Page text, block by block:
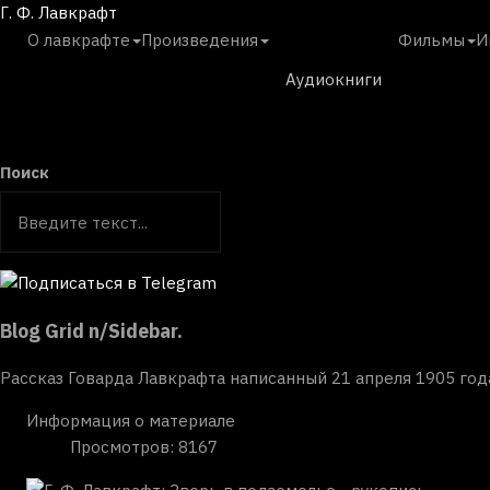
Г. Ф. Лавкрафт
О лавкрафте
Произведения
Аудиокниги
Фильмы
Поиск
Blog Grid n/Sidebar.
Рассказ Говарда Лавкрафта написанный 21 апреля 1905
Информация о материале
Просмотров: 8167